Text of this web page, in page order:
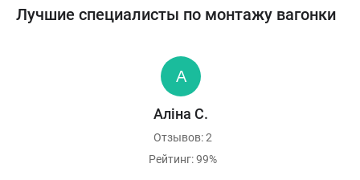
Лучшие специалисты по монтажу вагонки
Алiна С.
Отзывов: 2
Рейтинг: 99%